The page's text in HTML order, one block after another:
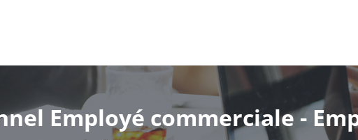
Employé commerciale -